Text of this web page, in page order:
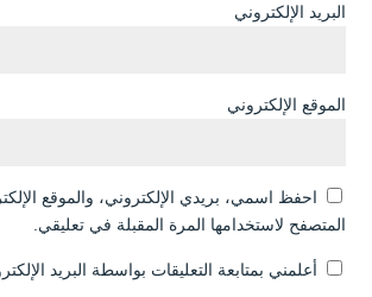
البريد الإلكتروني
الموقع الإلكتروني
احفظ اسمي، بريدي الإلكتروني، والموقع
المتصفح لاستخدامها المرة المقبلة في تعليقي.
أعلمني بمتابعة التعليقات بواسطة البريد